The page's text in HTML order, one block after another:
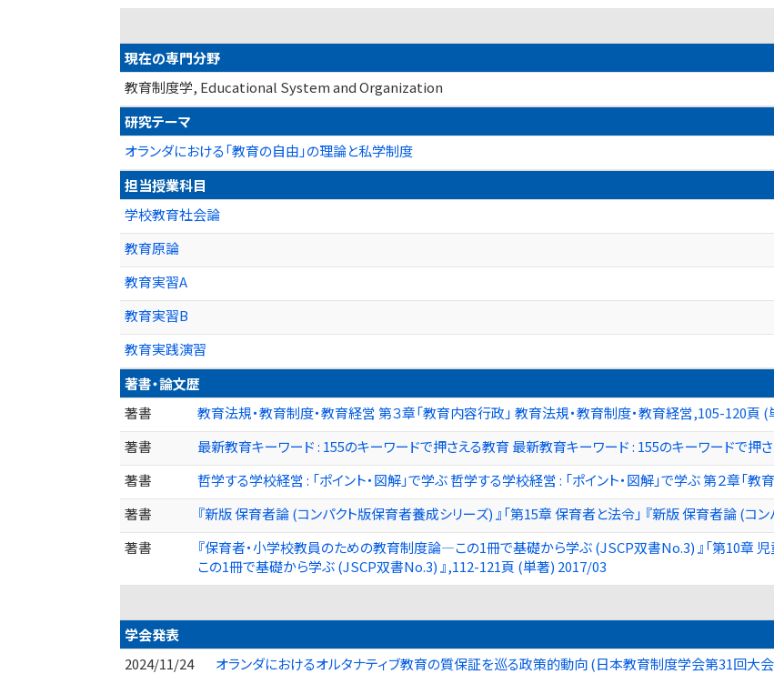
現在の専門分野
教育制度学, Educational System and Organization
研究テーマ
オランダにおける「教育の自由」の理論と私学制度
担当授業科目
学校教育社会論
教育原論
教育実習A
教育実習B
教育実践演習
著書・論文歴
著書
教育法規・教育制度・教育経営 第３章「教育内容行政」 教育法規・教育制度・教育経営,105-120頁
著書
最新教育キーワード : 155のキーワードで押さえる教育 最新教育キーワード : 155のキーワードで
著書
哲学する学校経営 : 「ポイント・図解」で学ぶ 哲学する学校経営 : 「ポイント・図解」で学ぶ 第２章
著書
『新版 保育者論 (コンパクト版保育者養成シリーズ) 』「第15章 保育者と法令」 『新版 保育者論 (
著書
『保育者・小学校教員のための教育制度論―この1冊で基礎から学ぶ (JSCP双書No.3) 』「第10章
この1冊で基礎から学ぶ (JSCP双書No.3) 』,112-121頁 (単著) 2017/03
学会発表
2024/11/24
オランダにおけるオルタナティブ教育の質保証を巡る政策的動向 (日本教育制度学会第31回大